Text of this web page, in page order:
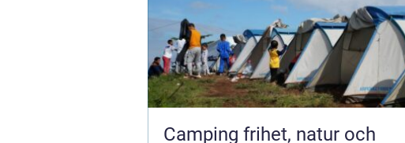
Camping frihet, natur och